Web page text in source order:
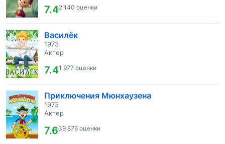
7.42 140 оценки
Василёк
1973
Актер
7.41 977 оценки
Приключения Мюнхаузена
1973
Актер
7.639 876 оценки